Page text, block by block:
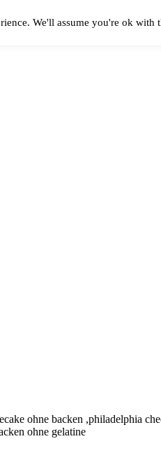
We'll assume you're ok